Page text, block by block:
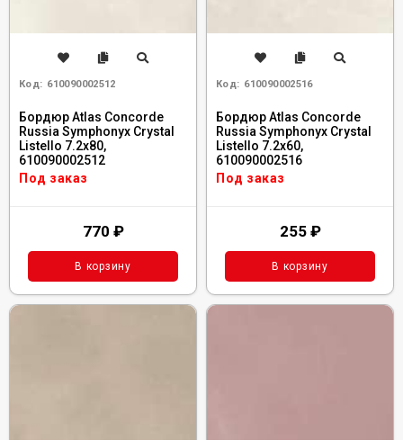
Код: 610090002512
Бордюр Atlas Concorde
Russia Symphonyx Crystal
Listello 7.2x80,
610090002512
Под заказ
770 ₽
В корзину
Код: 610090002516
Бордюр Atlas Concorde
Russia Symphonyx Crystal
Listello 7.2x60,
610090002516
Под заказ
255 ₽
В корзину